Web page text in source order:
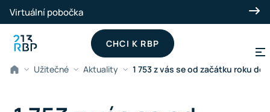
Přeskočit na hlavní obsah
Virtuální pobočka
CHCI K RBP
Užitečné Aktuality 1 753 z vás se od začátku roku